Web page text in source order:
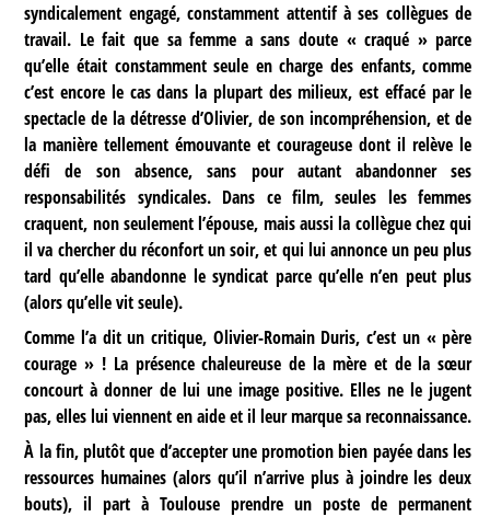
syndicalement engagé, constamment attentif à ses collègues de
travail. Le fait que sa femme a sans doute « craqué » parce
qu’elle était constamment seule en charge des enfants, comme
c’est encore le cas dans la plupart des milieux, est effacé par le
spectacle de la détresse d’Olivier, de son incompréhension, et de
la manière tellement émouvante et courageuse dont il relève le
défi de son absence, sans pour autant abandonner ses
responsabilités syndicales. Dans ce film, seules les femmes
craquent, non seulement l’épouse, mais aussi la collègue chez qui
il va chercher du réconfort un soir, et qui lui annonce un peu plus
tard qu’elle abandonne le syndicat parce qu’elle n’en peut plus
(alors qu’elle vit seule).
Comme l’a dit un critique, Olivier-Romain Duris, c’est un « père
courage » ! La présence chaleureuse de la mère et de la sœur
concourt à donner de lui une image positive. Elles ne le jugent
pas, elles lui viennent en aide et il leur marque sa reconnaissance.
À la fin, plutôt que d’accepter une promotion bien payée dans les
ressources humaines (alors qu’il n’arrive plus à joindre les deux
bouts), il part à Toulouse prendre un poste de permanent